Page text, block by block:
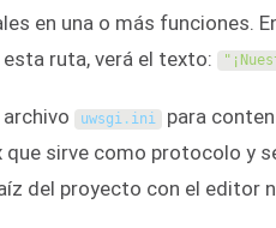
en una o más funciones.
ruta, verá el texto:
uwsgi. ini para
que sirve como protocolo y
del proyecto con el editor